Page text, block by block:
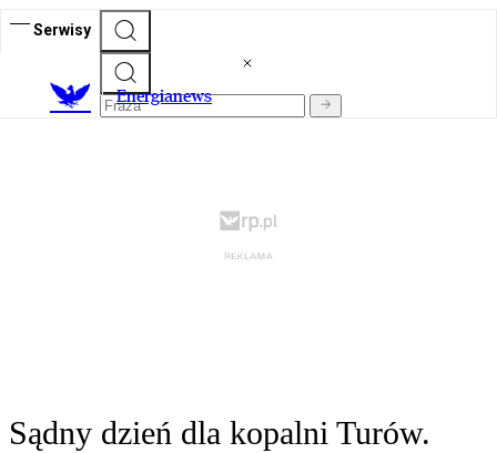
Serwisy
Energianews
Sądny dzień dla kopalni Turów.